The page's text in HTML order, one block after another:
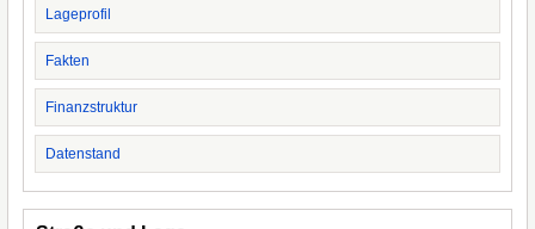
Lageprofil
Fakten
Finanzstruktur
Datenstand